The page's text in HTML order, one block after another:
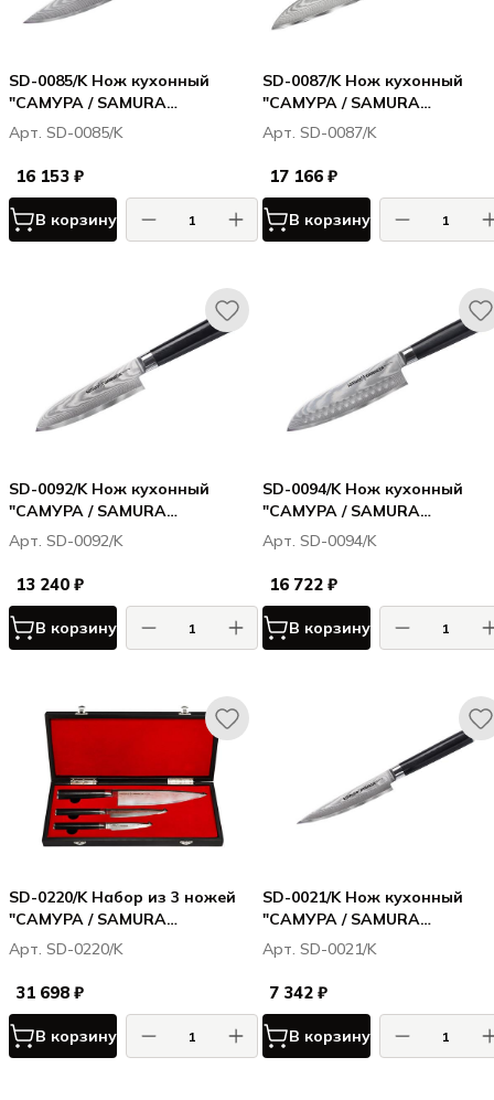
SD-0085/K Нож кухонный
"САМУРА / SAMURA
ДАМАСКУС / DAMASCUS"
Шеф 200 мм, G-10, дамаск 67
слоев
Арт. SD-0085/K
16 153 ₽
В корзину
SD-0087/K Нож кухонный
"САМУРА / SAMURA
ДАМАСКУС / DAMASCUS"
Гранд Шеф 240 мм, G-10,
дамаск 67 слоев
Арт. SD-0087/K
17 166 ₽
В корзину
SD-0092/K Нож кухонный
"САМУРА / SAMURA
ДАМАСКУС / DAMASCUS"
Сантоку 145 мм, G-10, дамаск
67 слоев
Арт. SD-0092/K
13 240 ₽
В корзину
SD-0094/K Нож кухонный
"САМУРА / SAMURA
ДАМАСКУС / DAMASCUS"
Сантоку 180 мм, G-10,
67 слоев
Арт. SD-0094/K
16 722 ₽
В корзину
SD-0220/K Набор из 3 ножей
"САМУРА / SAMURA
ДАМАСКУС / DAMASCUS" в
подарочной коробке (10, 21,
85),G-10, дамаск 67 слоев
Арт. SD-0220/K
31 698 ₽
В корзину
SD-0021/K Нож кухонный
"САМУРА / SAMURA
ДАМАСКУС / DAMASCUS"
универсальный 125 мм, G-10,
дамаск 67 слоев
Арт. SD-0021/K
7 342 ₽
В корзину